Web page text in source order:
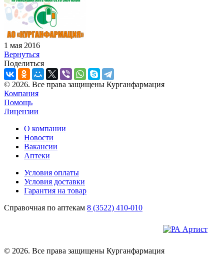
1 мая 2016
Вернуться
Поделиться
© 2026. Все права защищены Курганфармация
Компания
Помощь
Лицензии
О компании
Новости
Вакансии
Аптеки
Условия оплаты
Условия доставки
Гарантия на товар
Справочная по аптекам 8 (3522) 410-010
© 2026. Все права защищены Курганфармация